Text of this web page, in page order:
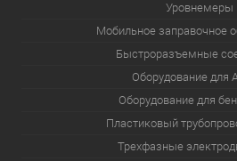
Уровнемеры
Мобильное заправочное
Быстроразъемные
Оборудование для
Оборудование для
Пластиковый
Трехфазные